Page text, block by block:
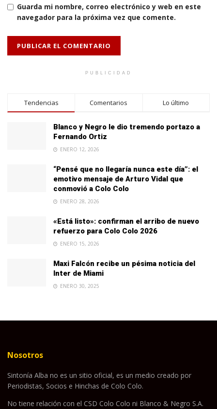
Guarda mi nombre, correo electrónico y web en este
navegador para la próxima vez que comente.
PUBLICIDAD
Tendencias Comentarios Lo último
Blanco y Negro le dio tremendo portazo a
Fernando Ortiz
ENERO 12, 2026
“Pensé que no llegaría nunca este día”: el
emotivo mensaje de Arturo Vidal que
conmovió a Colo Colo
ENERO 28, 2026
«Está listo»: confirman el arribo de nuevo
refuerzo para Colo Colo 2026
ENERO 15, 2026
Maxi Falcón recibe un pésima noticia del
Inter de Miami
ENERO 30, 2025
Nosotros
Sintonía Alba no es un sitio oficial, es un medio creado por
Periodistas, Socios e Hinchas de Colo Colo.
No tiene relación con el CSD Colo Colo ni Blanco & Negro S.A.